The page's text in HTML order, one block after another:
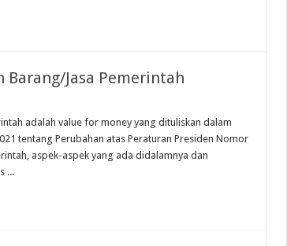
Barang/Jasa Pemerintah
adalah value for money yang dituliskan dalam
tentang Perubahan atas Peraturan Presiden Nomor
aspek-aspek yang ada didalamnya dan
...